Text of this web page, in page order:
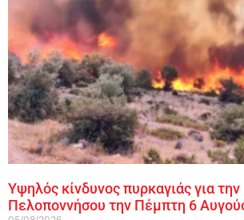
Υψηλός κίνδυνος πυρκαγιάς για
Πελοποννήσου την Πέμπτη 6